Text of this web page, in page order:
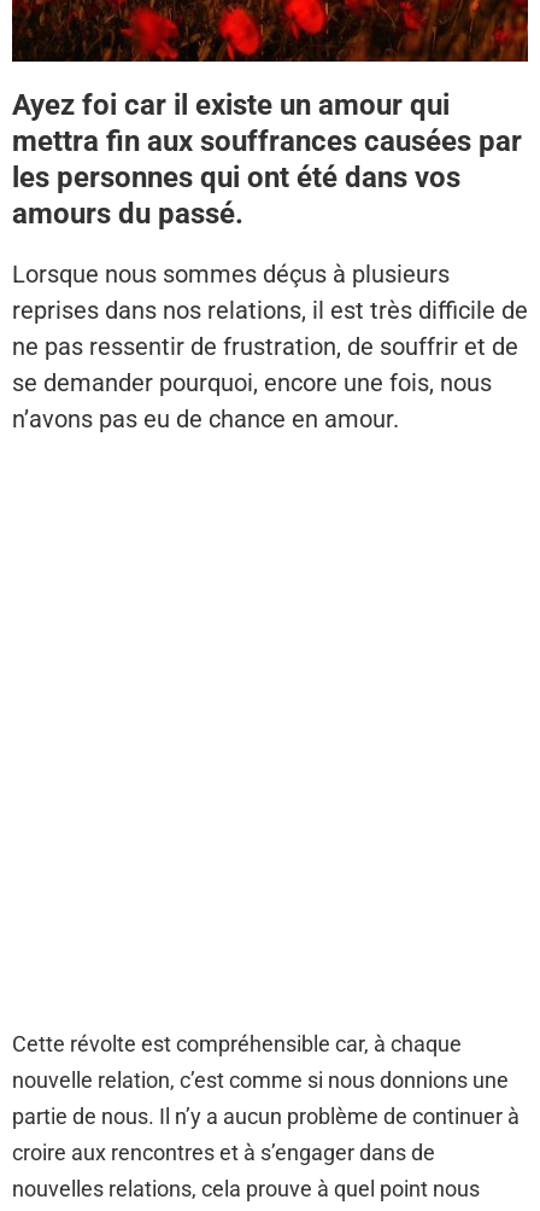
Ayez foi car il existe un amour qui
mettra fin aux souffrances causées par
les personnes qui ont été dans vos
amours du passé.
Lorsque nous sommes déçus à plusieurs
reprises dans nos relations, il est très difficile de
ne pas ressentir de frustration, de souffrir et de
se demander pourquoi, encore une fois, nous
n’avons pas eu de chance en amour.
Cette révolte est compréhensible car, à chaque
nouvelle relation, c’est comme si nous donnions une
partie de nous. Il n’y a aucun problème de continuer à
croire aux rencontres et à s’engager dans de
nouvelles relations, cela prouve à quel point nous